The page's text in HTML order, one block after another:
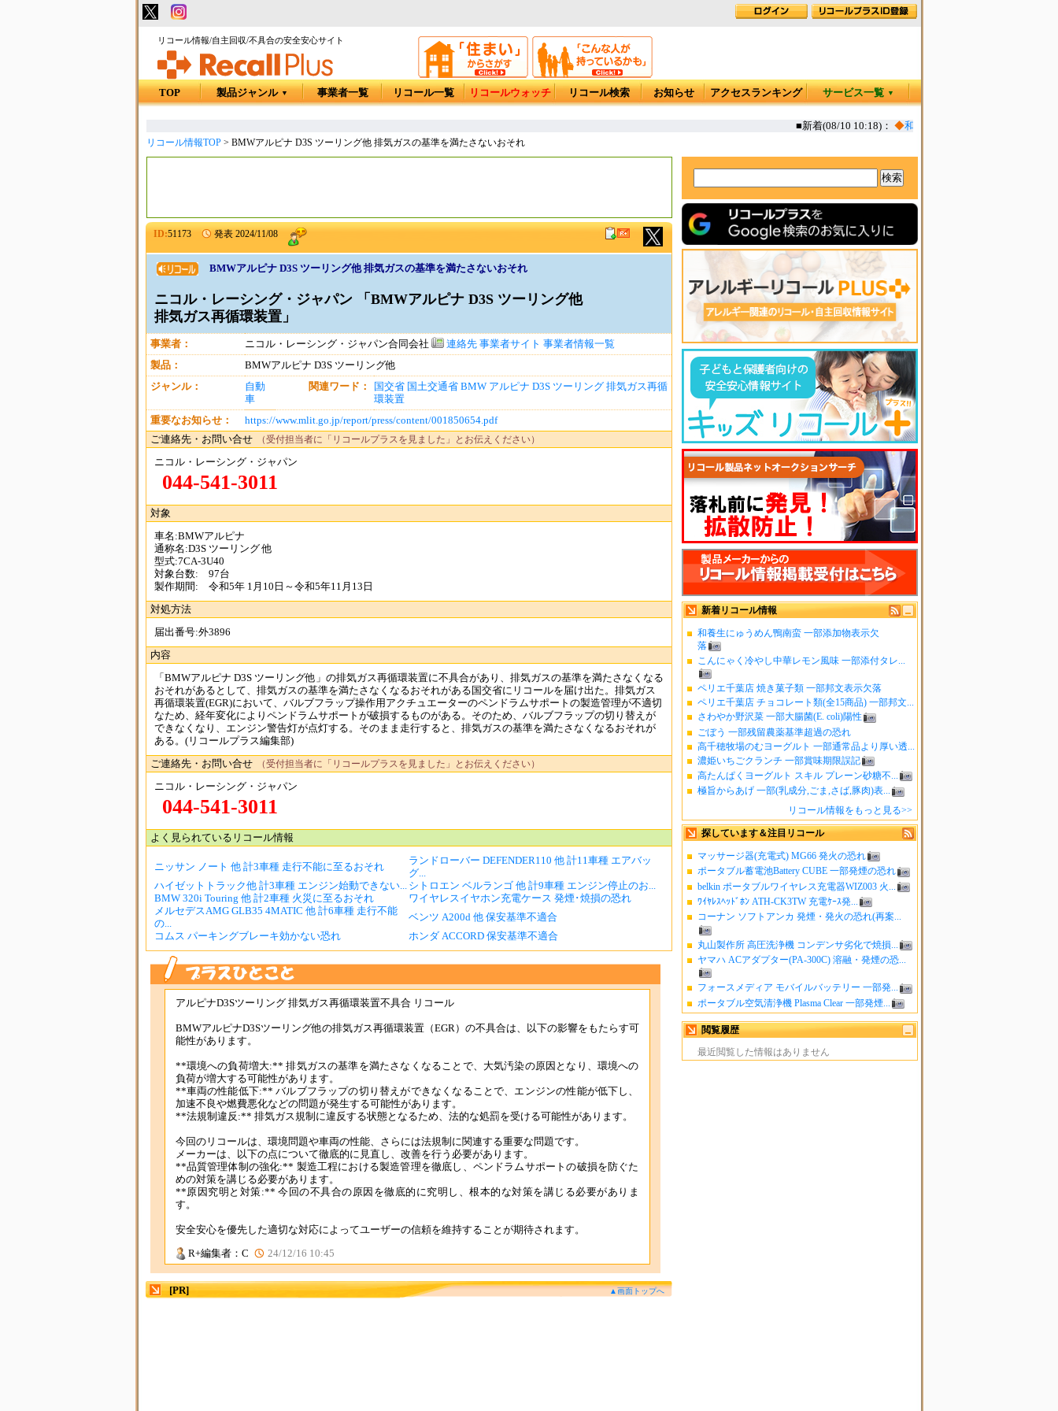
リコール情報/自主回収/不具合の安全安心サイト
TOP 製品ジャンル ▼ 事業者一覧 リコール一覧 リコールウォッチ リコール検索 お知らせ アクセスランキング サービス一覧 ▼
■新着(08/10 10:18)： ◆和養生にゅうめん鴨南蛮 一部添加
リコール情報TOP> BMWアルピナ D3S ツーリング他 排気ガスの基準を満たさないおそれ
新着リコール情報
和養生にゅうめん鴨南蛮 一部添加物表示欠
落
こんにゃく冷やし中華レモン風味 一部添付タレ...
ペリエ千葉店 焼き菓子類 一部邦文表示欠落
ペリエ千葉店 チョコレート類(全15商品) 一部邦文...
さわやか野沢菜 一部大腸菌(E. coli)陽性
ごぼう 一部残留農薬基準超過の恐れ
高千穂牧場のむヨーグルト 一部通常品より厚い透...
濃姫いちごクランチ 一部賞味期限誤記
高たんぱくヨーグルト スキル プレーン砂糖不...
極旨からあげ 一部(乳成分,ごま,さば,豚肉)表...
リコール情報をもっと見る>>
探しています＆注目リコール
マッサージ器(充電式) MG66 発火の恐れ
ポータブル蓄電池Battery CUBE 一部発煙の恐れ
belkin ポータブルワイヤレス充電器WIZ003 火...
ﾜｲﾔﾚｽﾍｯﾄﾞﾎﾝ ATH-CK3TW 充電ｹｰｽ発...
コーナン ソフトアンカ 発煙・発火の恐れ(再案...
丸山製作所 高圧洗浄機 コンデンサ劣化で焼損...
ヤマハ ACアダプター(PA-300C) 溶融・発煙の恐...
フォースメディア モバイルバッテリー 一部発...
ポータブル空気清浄機 Plasma Clear 一部発煙...
閲覧履歴
最近閲覧した情報はありません
ID:51173 発表 2024/11/08
BMWアルピナ D3S ツーリング他 排気ガスの基準を満たさないおそれ
ニコル・レーシング・ジャパン 「BMWアルピナ D3S ツーリング他
排気ガス再循環装置」
事業者： ニコル・レーシング・ジャパン合同会社 連絡先 事業者サイト 事業者情報一覧
製品：
BMWアルピナ D3S ツーリング他
ジャンル：
自動
車
関連ワード： 国交省 国土交通省 BMW アルピナ D3S ツーリング 排気ガス再循
環装置
重要なお知らせ：
https://www.mlit.go.jp/report/press/content/001850654.pdf
ご連絡先・お問い合せ
（受付担当者に「リコールプラスを見ました」とお伝えください）
ニコル・レーシング・ジャパン
044-541-3011
対象
車名:BMWアルピナ
通称名:D3S ツーリング 他
型式:7CA-3U40
対象台数: 97台
製作期間: 令和5年 1月10日～令和5年11月13日
対処方法
届出番号:外3896
内容
「BMWアルピナ D3S ツーリング他」の排気ガス再循環装置に不具合があり、排気ガスの基準を満たさなくなる
おそれがあるとして、排気ガスの基準を満たさなくなるおそれがある国交省にリコールを届け出た。排気ガス
再循環装置(EGR)において、バルブフラップ操作用アクチュエーターのペンドラムサポートの製造管理が不適切
なため、経年変化によりペンドラムサポートが破損するものがある。そのため、バルブフラップの切り替えが
できなくなり、エンジン警告灯が点灯する。そのまま走行すると、排気ガスの基準を満たさなくなるおそれが
ある。(リコールプラス編集部)
ご連絡先・お問い合せ （受付担当者に「リコールプラスを見ました」とお伝えください）
ニコル・レーシング・ジャパン
044-541-3011
よく見られているリコール情報
ニッサン ノート 他 計3車種 走行不能に至るおそれ
ランドローバー DEFENDER110 他 計11車種 エアバッ
グ...
ハイゼットトラック他 計3車種 エンジン始動できない... シトロエン ベルランゴ 他 計9車種 エンジン停止のお...
BMW 320i Touring 他 計2車種 火災に至るおそれ
ワイヤレスイヤホン充電ケース 発煙･焼損の恐れ
メルセデスAMG GLB35 4MATIC 他 計6車種 走行不能
の...
ベンツ A200d 他 保安基準不適合
コムス パーキングブレーキ効かない恐れ
ホンダ ACCORD 保安基準不適合
アルピナD3Sツーリング 排気ガス再循環装置不具合 リコール
BMWアルピナD3Sツーリング他の排気ガス再循環装置（EGR）の不具合は、以下の影響をもたらす可
能性があります。
**環境への負荷増大:** 排気ガスの基準を満たさなくなることで、大気汚染の原因となり、環境への
負荷が増大する可能性があります。
**車両の性能低下:** バルブフラップの切り替えができなくなることで、エンジンの性能が低下し、
加速不良や燃費悪化などの問題が発生する可能性があります。
**法規制違反:** 排気ガス規制に違反する状態となるため、法的な処罰を受ける可能性があります。
今回のリコールは、環境問題や車両の性能、さらには法規制に関連する重要な問題です。
メーカーは、以下の点について徹底的に見直し、改善を行う必要があります。
**品質管理体制の強化:** 製造工程における製造管理を徹底し、ペンドラムサポートの破損を防ぐた
めの対策を講じる必要があります。
**原因究明と対策:** 今回の不具合の原因を徹底的に究明し、根本的な対策を講じる必要がありま
す。
安全安心を優先した適切な対応によってユーザーの信頼を維持することが期待されます。
R+編集者：C 24/12/16 10:45
[PR] ▲画面トップへ